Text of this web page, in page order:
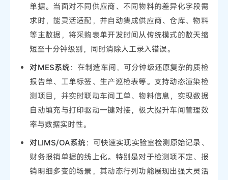
单据。当面对不同供应商、不同物料的差异化字段需
求时，能灵活适配，并自动集成供应商、仓库、物料
等主数据，将采购表单开发时间从传统模式的数天缩
短至十分钟级别，同时消除人工录入错误。
对MES系统：在制造车间，可分钟级还原复杂的质检
报告单、工单标签、生产巡检表等。支持动态渲染检
测项目，并实时联动车间工单、物料信息，实现数据
自动填充与打印驱动一键对接，极大提升车间管理效
率与数据实时性。
对LIMS/OA系统：可快速实现实验室检测原始记录、
财务报销单据的线上化。特别是对于检测项不定、报
销明细多变的场景，其动态行列功能展现出强大灵活